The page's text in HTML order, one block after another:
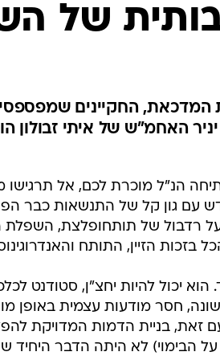
של
המדכאת, החקיינים
האחמ"ש של איתי זבולון
הנ"ל מוכרת לכם, אל תרגישו
עם גון קל של התנשאות כבר
רדבול של תותחופלצת,
בזכות הזיין, התותח
הוא יכול להיות יחצ"ן, סטודנט
חסר מודעות עצמית באופן
בניית הדמות המדויקת
הבימוי) לא היתה הדבר היחיד